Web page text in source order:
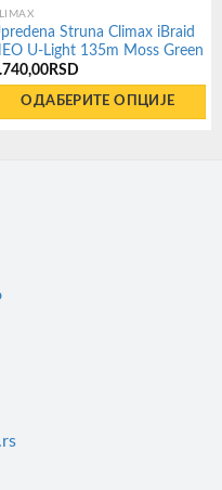
Struna Climax iBraid
U-Light 135m Moss Green
RSD
ОДАБЕРИТЕ ОПЦИЈЕ